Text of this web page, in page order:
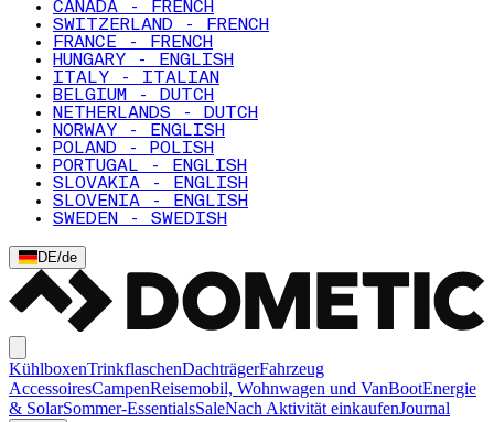
CANADA - FRENCH
SWITZERLAND - FRENCH
FRANCE - FRENCH
HUNGARY - ENGLISH
ITALY - ITALIAN
BELGIUM - DUTCH
NETHERLANDS - DUTCH
NORWAY - ENGLISH
POLAND - POLISH
PORTUGAL - ENGLISH
SLOVAKIA - ENGLISH
SLOVENIA - ENGLISH
SWEDEN - SWEDISH
DE/de
KühlboxenTrinkflaschenDachträgerFahrzeug
AccessoiresCampenReisemobil, Wohnwagen und VanBootEnergie
& SolarSommer-EssentialsSaleNach Aktivität einkaufenJournal